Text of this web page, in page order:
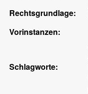
Rechtsgrundlage:
Vorinstanzen:
Schlagworte: